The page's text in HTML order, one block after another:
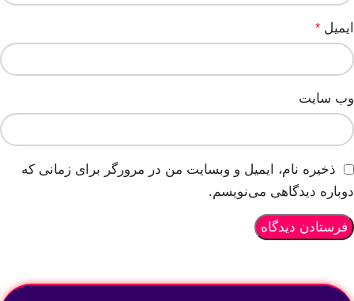
ایمیل *
وب‌ سایت
ذخیره نام، ایمیل و وبسایت من در مرورگر برای زمانی که
دوباره دیدگاهی می‌نویسم.